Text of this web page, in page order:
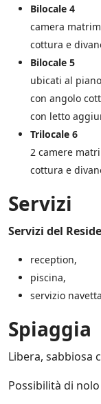
Bilocale 4
camera
cottura e
Bilocale 5
ubicati al
con angolo
con letto
Trilocale 6
2 camere
cottura e
Servizi
Servizi del
reception,
piscina,
servizio
Spiaggia
Libera, sabbiosa
Possibilità di